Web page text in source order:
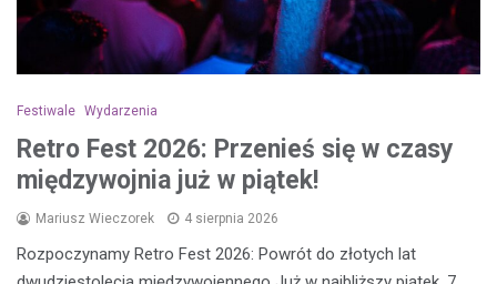
Festiwale Wydarzenia
Retro Fest 2026: Przenieś się w czasy
międzywojnia już w piątek!
Mariusz Wieczorek 4 sierpnia 2026
Rozpoczynamy Retro Fest 2026: Powrót do złotych lat